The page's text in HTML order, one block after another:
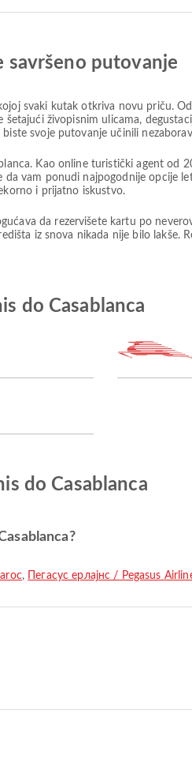
savršeno putovanje
svaki kutak otkriva novu priču.
živopisnim ulicama,
svoje putovanje učinili
Kao online turistički agent
vam ponudi najpogodnije opcije
i prijatno iskustvo.
da rezervišete kartu po
iz snova nikada nije bilo lakše.
do Casablanca
do Casablanca
, Пегасус ерлајнс / Pegasus